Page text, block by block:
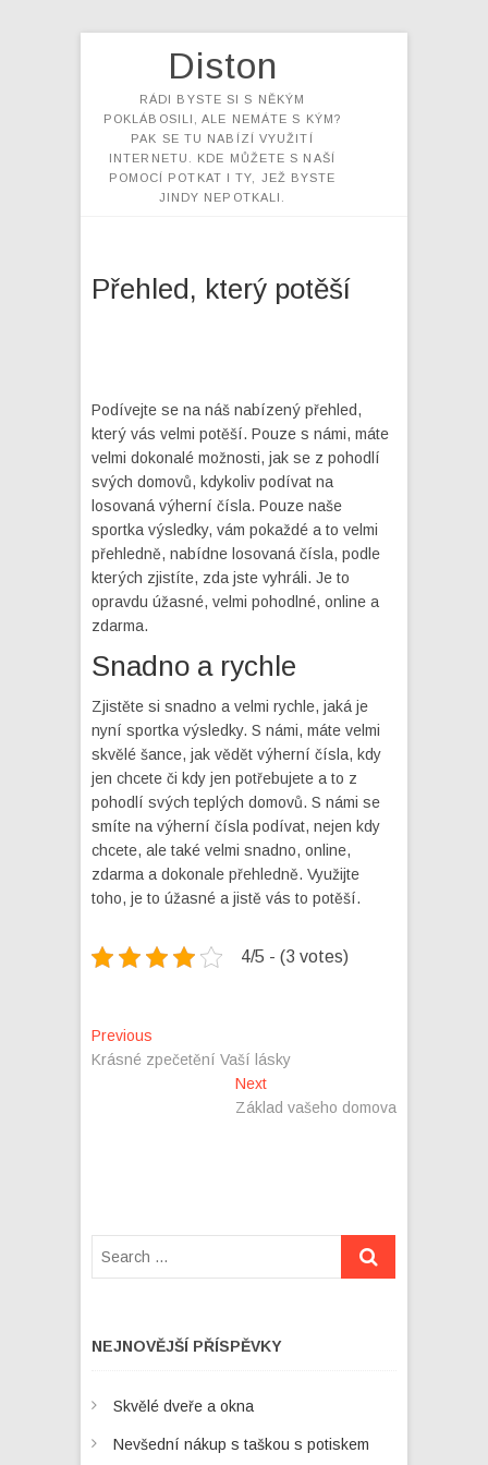
Diston
RÁDI BYSTE SI S NĚKÝM
POKLÁBOSILI, ALE NEMÁTE S KÝM?
PAK SE TU NABÍZÍ VYUŽITÍ
INTERNETU. KDE MŮŽETE S NAŠÍ
POMOCÍ POTKAT I TY, JEŽ BYSTE
JINDY NEPOTKALI.
Přehled, který potěší
Podívejte se na náš nabízený přehled,
který vás velmi potěší. Pouze s námi, máte
velmi dokonalé možnosti, jak se z pohodlí
svých domovů, kdykoliv podívat na
losovaná výherní čísla. Pouze naše
sportka výsledky, vám pokaždé a to velmi
přehledně, nabídne losovaná čísla, podle
kterých zjistíte, zda jste vyhráli. Je to
opravdu úžasné, velmi pohodlné, online a
zdarma.
Snadno a rychle
Zjistěte si snadno a velmi rychle, jaká je
nyní sportka výsledky. S námi, máte velmi
skvělé šance, jak vědět výherní čísla, kdy
jen chcete či kdy jen potřebujete a to z
pohodlí svých teplých domovů. S námi se
smíte na výherní čísla podívat, nejen kdy
chcete, ale také velmi snadno, online,
zdarma a dokonale přehledně. Využijte
toho, je to úžasné a jistě vás to potěší.
4/5 - (3 votes)
Navigace
pro
Previous
post:
Krásné zpečetění Vaší lásky
NextNext
post:
Základ vašeho domova
NEJNOVĚJŠÍ PŘÍSPĚVKY
Skvělé dveře a okna
Nevšední nákup s taškou s potiskem